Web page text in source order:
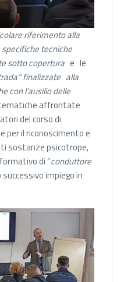
riferimento alla
tecniche
sotto copertura e le
finalizzate alla
con l’ausilio delle
affrontate
del corso di
per il riconoscimento e
sostanze psicotrope,
di “conduttore
successivo impiego in